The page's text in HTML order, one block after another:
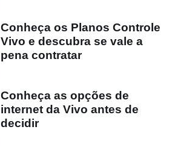
Conheça os Planos Controle
Vivo e descubra se vale a
pena contratar
Conheça as opções de
internet da Vivo antes de
decidir